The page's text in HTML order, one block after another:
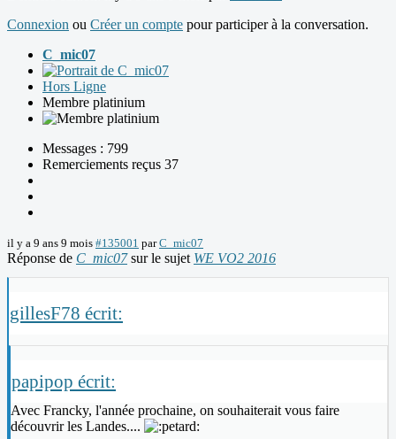
Connexion ou Créer un compte pour participer à la conversation.
C_mic07
Hors Ligne
Membre platinium
Messages : 799
Remerciements reçus 37
il y a 9 ans 9 mois #135001 parC_mic07
Réponse de C_mic07sur le sujet WE VO2 2016
gillesF78 écrit:
papipop écrit:
Avec Francky, l'année prochaine, on souhaiterait vous faire
découvrir les Landes....